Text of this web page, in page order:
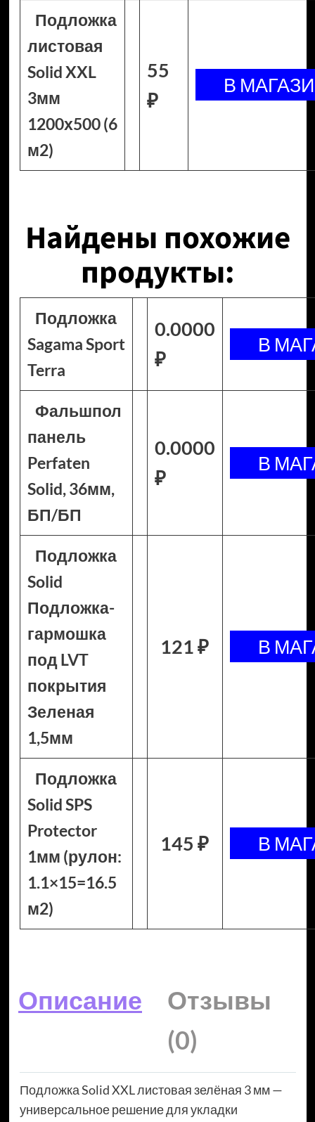
Подложка
листовая
Solid XXL
3мм
1200х500 (6
м2)
55
₽
Найдены похожие
продукты:
Подложка
Sagama Sport
Terra
0.0000
₽
Фальшпол
панель
Perfaten
Solid, 36мм,
БП/БП
0.0000
₽
Подложка
Solid
Подложка-
гармошка
под LVT
покрытия
Зеленая
1,5мм
121 ₽
Подложка
Solid SPS
Protector
1мм (рулон:
1.1×15=16.5
м2)
145 ₽
Описание
Отзывы
(0)
Подложка Solid XXL листовая зелёная 3 мм —
универсальное решение для укладки